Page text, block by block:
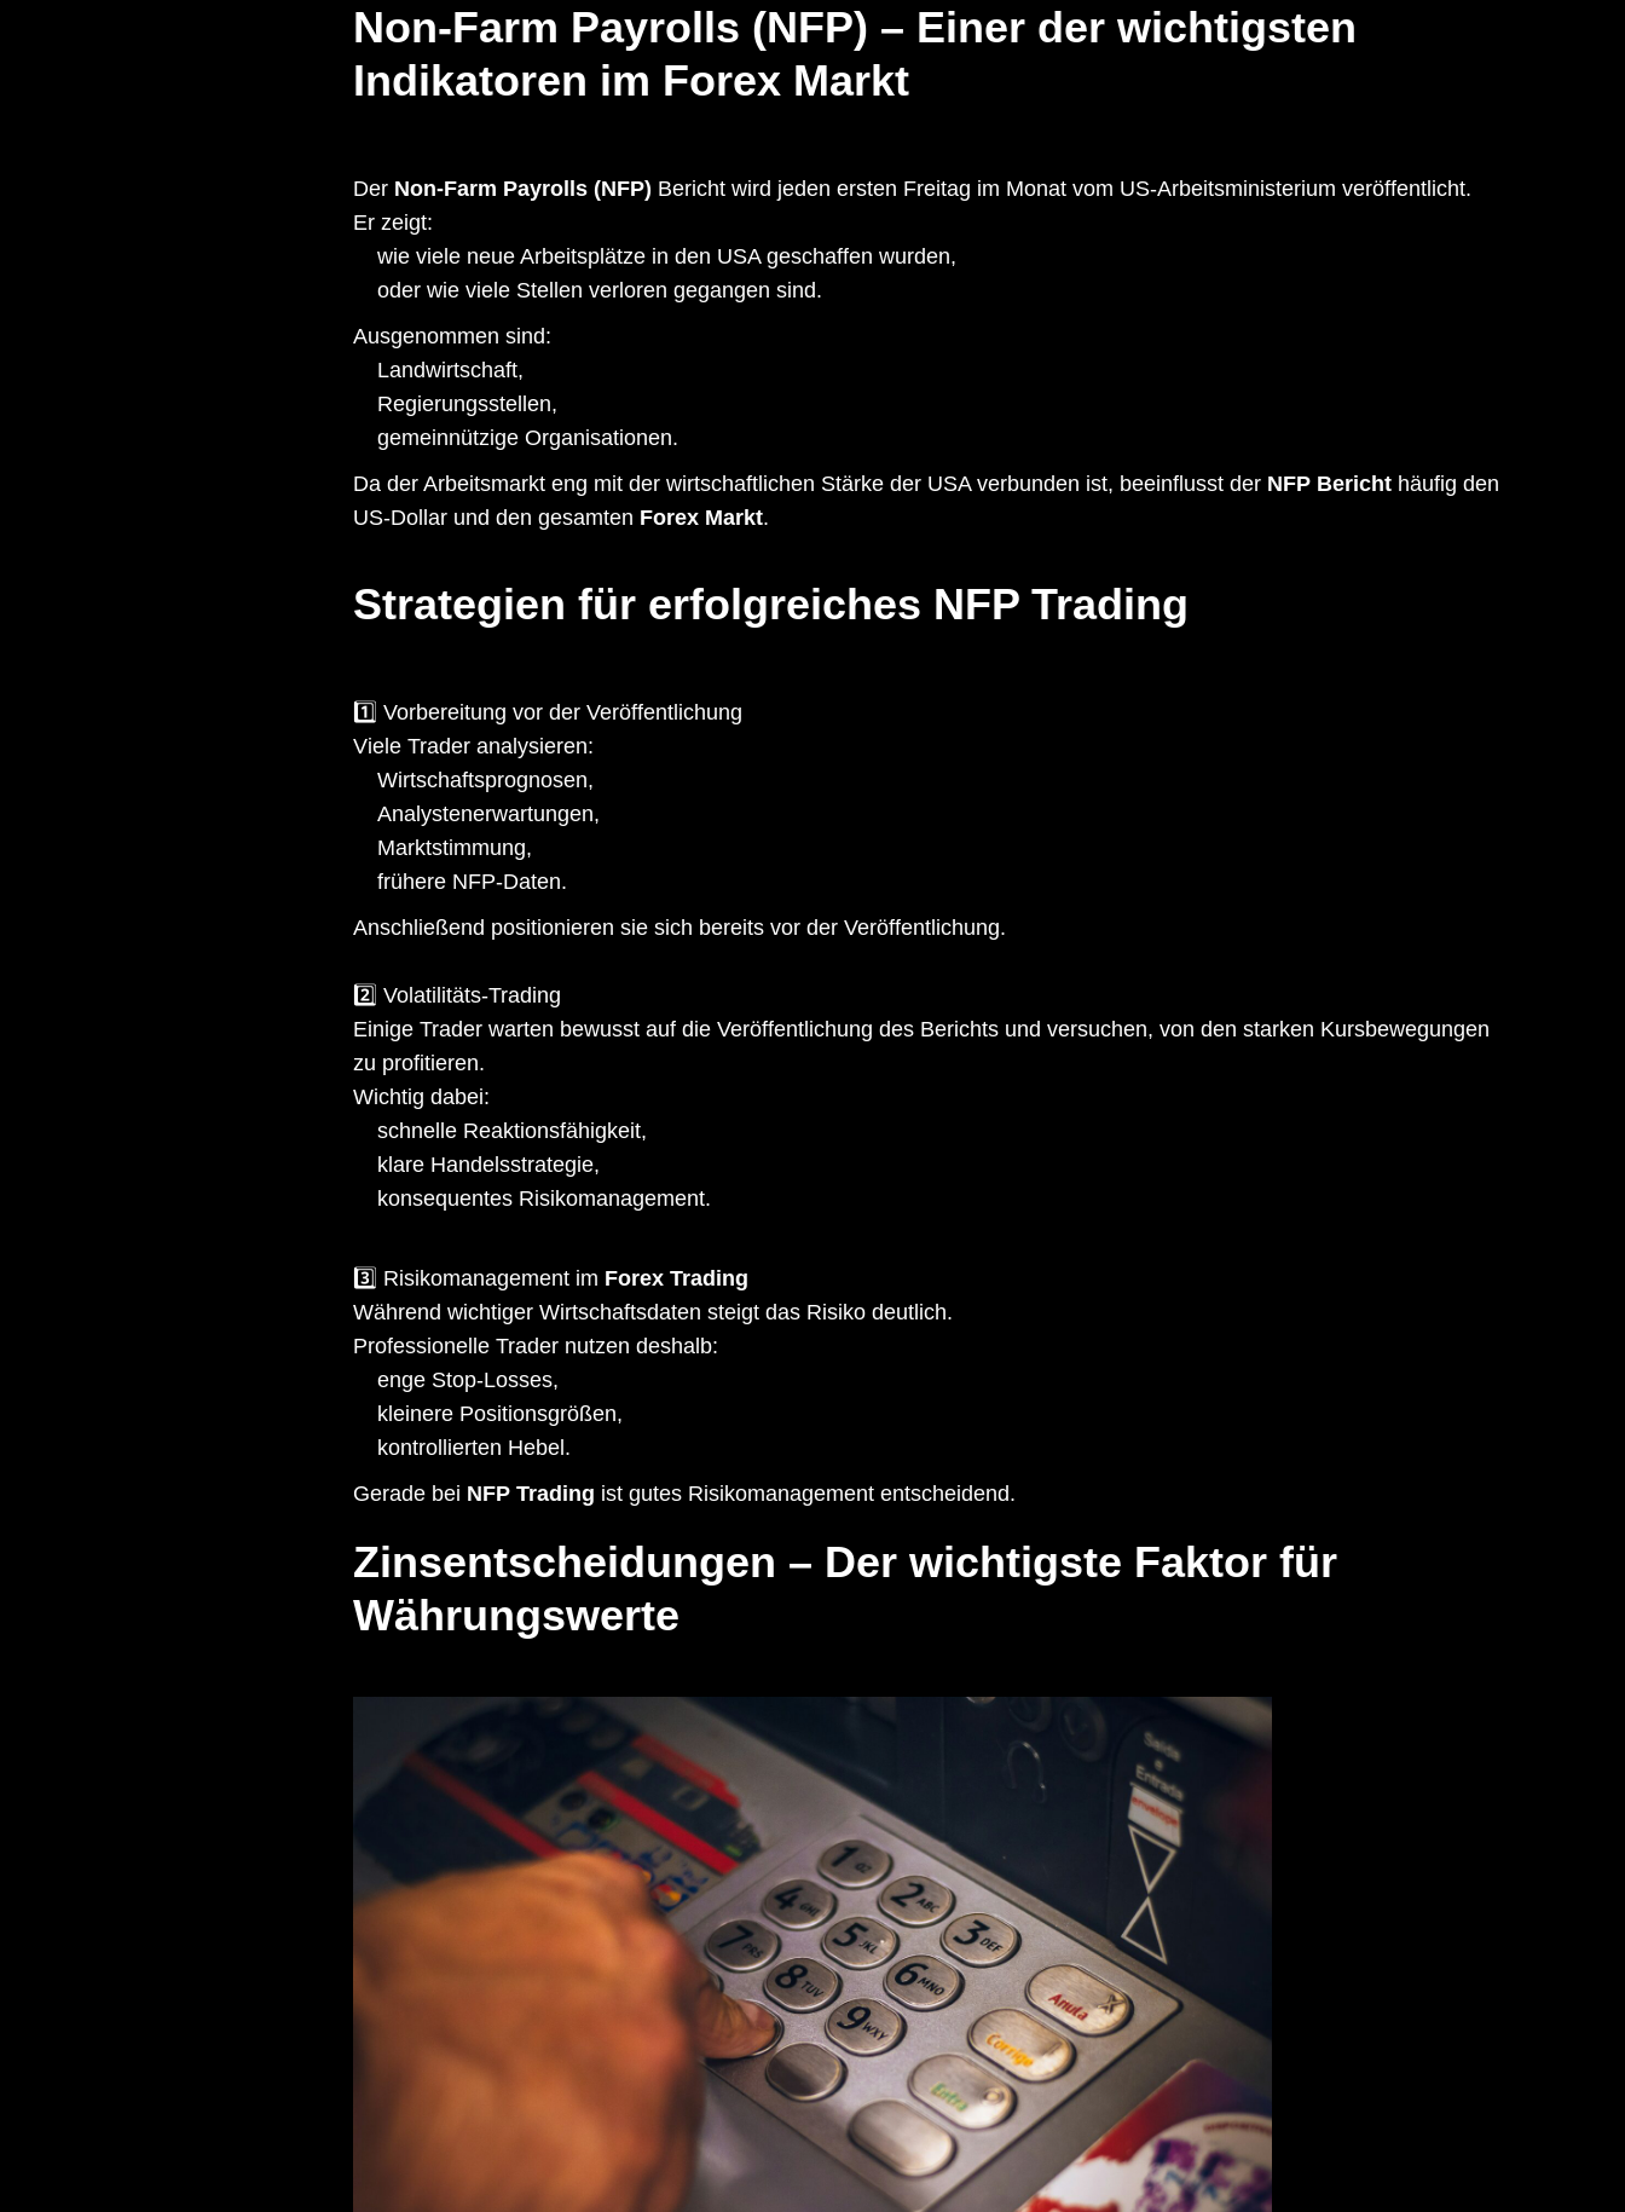
Non-Farm Payrolls (NFP) – Einer der wichtigsten
Indikatoren im Forex Markt
Der Non-Farm Payrolls (NFP) Bericht wird jeden ersten Freitag im Monat vom US-Arbeitsministerium veröffentlicht.
Er zeigt:
wie viele neue Arbeitsplätze in den USA geschaffen wurden,
oder wie viele Stellen verloren gegangen sind.
Ausgenommen sind:
Landwirtschaft,
Regierungsstellen,
gemeinnützige Organisationen.
Da der Arbeitsmarkt eng mit der wirtschaftlichen Stärke der USA verbunden ist, beeinflusst der NFP Bericht häufig den
US-Dollar und den gesamten Forex Markt.
Strategien für erfolgreiches NFP Trading
1️⃣ Vorbereitung vor der Veröffentlichung
Viele Trader analysieren:
Wirtschaftsprognosen,
Analystenerwartungen,
Marktstimmung,
frühere NFP-Daten.
Anschließend positionieren sie sich bereits vor der Veröffentlichung.
2️⃣ Volatilitäts-Trading
Einige Trader warten bewusst auf die Veröffentlichung des Berichts und versuchen, von den starken Kursbewegungen
zu profitieren.
Wichtig dabei:
schnelle Reaktionsfähigkeit,
klare Handelsstrategie,
konsequentes Risikomanagement.
3️⃣ Risikomanagement im Forex Trading
Während wichtiger Wirtschaftsdaten steigt das Risiko deutlich.
Professionelle Trader nutzen deshalb:
enge Stop-Losses,
kleinere Positionsgrößen,
kontrollierten Hebel.
Gerade bei NFP Trading ist gutes Risikomanagement entscheidend.
Zinsentscheidungen – Der wichtigste Faktor für
Währungswerte